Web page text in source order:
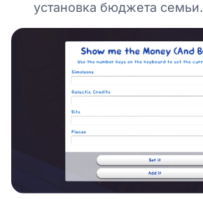
установка бюджета семьи.